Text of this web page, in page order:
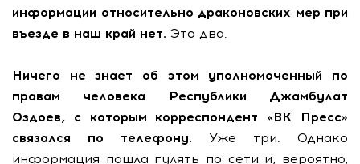
информации относительно драконовских мер при
въезде в наш край нет. Это два.
Ничего не знает об этом уполномоченный по
правам человека Республики Джамбулат
Оздоев, с которым корреспондент «ВК Пресс»
связался по телефону. Уже три. Однако
информация пошла гулять по сети и, вероятно,